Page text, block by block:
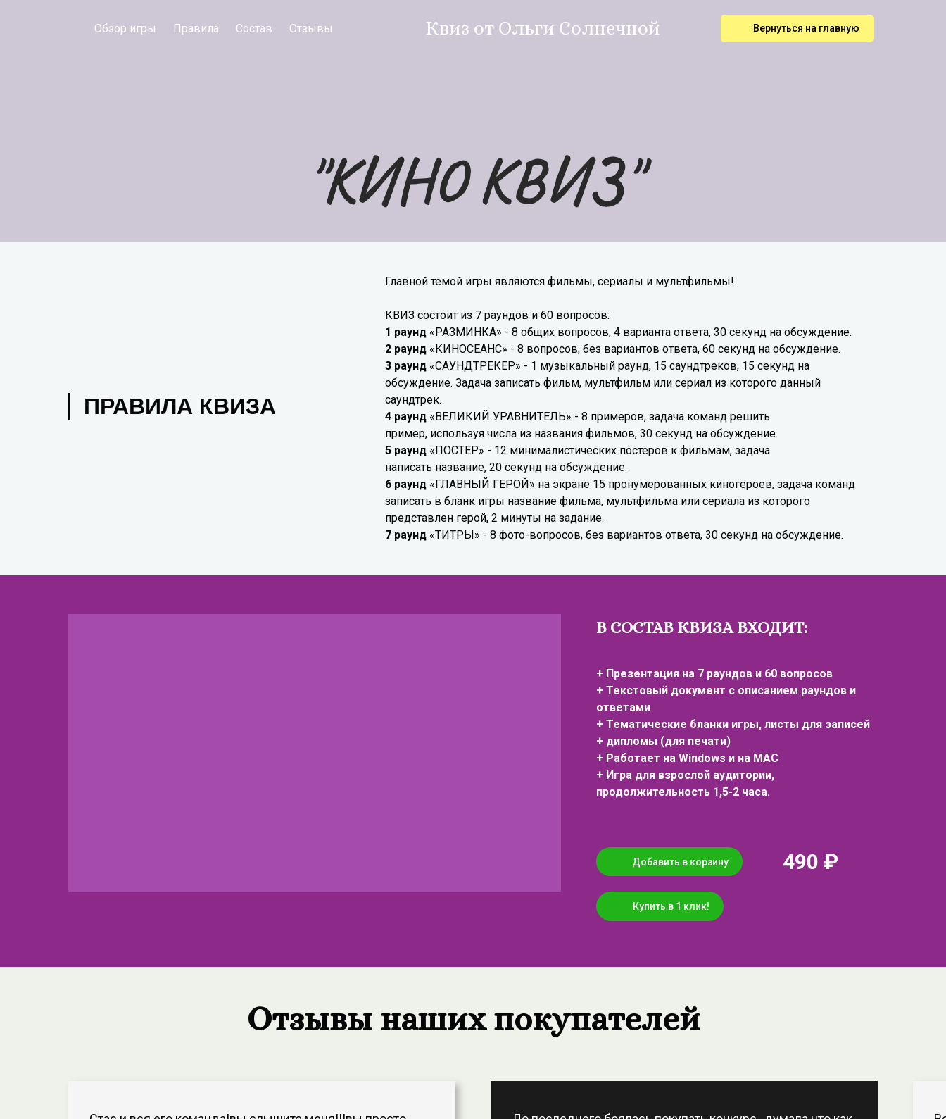
Обзор игры Правила Состав Отзывы Квиз от Ольги Солнечной Вернуться на главную
"КИНО КВИЗ"
ПРАВИЛА КВИЗА
Главной темой игры являются фильмы, сериалы и мультфильмы!
КВИЗ состоит из 7 раундов и 60 вопросов:
1 раунд «РАЗМИНКА» - 8 общих вопросов, 4 варианта ответа, 30 секунд на обсуждение.
2 раунд «КИНОСЕАНС» - 8 вопросов, без вариантов ответа, 60 секунд на обсуждение.
3 раунд «САУНДТРЕКЕР» - 1 музыкальный раунд, 15 саундтреков, 15 секунд на
обсуждение. Задача записать фильм, мультфильм или сериал из которого данный
саундтрек.
4 раунд «ВЕЛИКИЙ УРАВНИТЕЛЬ» - 8 примеров, задача команд решить
пример, используя числа из названия фильмов, 30 секунд на обсуждение.
5 раунд «ПОСТЕР» - 12 минималистических постеров к фильмам, задача
написать название, 20 секунд на обсуждение.
6 раунд «ГЛАВНЫЙ ГЕРОЙ» на экране 15 пронумерованных киногероев, задача команд
записать в бланк игры название фильма, мультфильма или сериала из которого
представлен герой, 2 минуты на задание.
7 раунд «ТИТРЫ» - 8 фото-вопросов, без вариантов ответа, 30 секунд на обсуждение.
В СОСТАВ КВИЗА ВХОДИТ:
+ Презентация на 7 раундов и 60 вопросов
+ Текстовый документ с описанием раундов и
ответами
+ Тематические бланки игры, листы для записей
+ дипломы (для печати)
+ Работает на Windows и на MAC
+ Игра для взрослой аудитории,
продолжительность 1,5-2 часа.
Добавить в корзину 490 ₽
Купить в 1 клик!
Отзывы наших покупателей